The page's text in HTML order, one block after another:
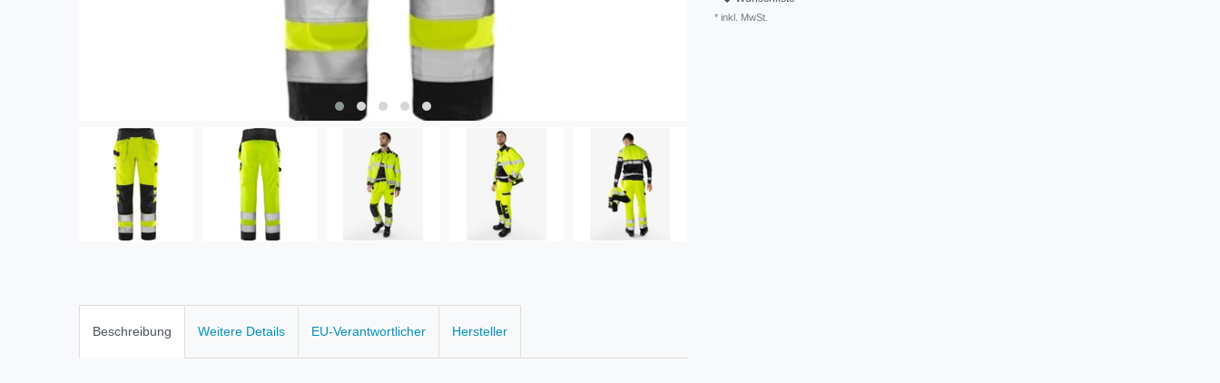
* inkl. MwSt.
Beschreibung Weitere Details EU-Verantwortlicher Hersteller